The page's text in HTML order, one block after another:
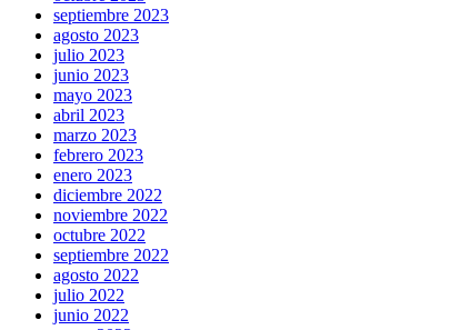
septiembre 2023
agosto 2023
julio 2023
junio 2023
mayo 2023
abril 2023
marzo 2023
febrero 2023
enero 2023
diciembre 2022
noviembre 2022
octubre 2022
septiembre 2022
agosto 2022
julio 2022
junio 2022